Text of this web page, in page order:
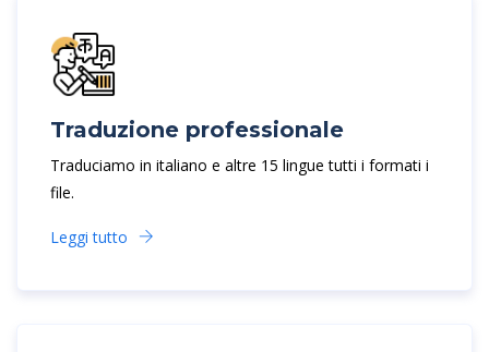
Traduzione professionale
Traduciamo in italiano e altre 15 lingue tutti i formati i
file.
Leggi tutto